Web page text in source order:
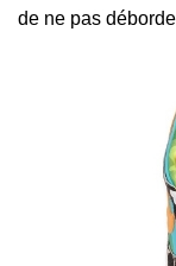
de ne pas